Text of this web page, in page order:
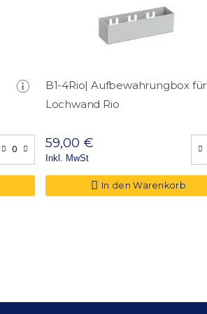
B1-4Rio| Aufbewahrungbox für
Lochwand Rio
59,00 €
Inkl. MwSt
In den Warenkorb